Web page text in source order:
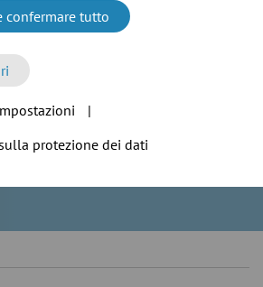
confermare tutto
|
protezione dei dati
Cortiglia
Commerciale
mattia@eurotubi.it
+39 0386 41997